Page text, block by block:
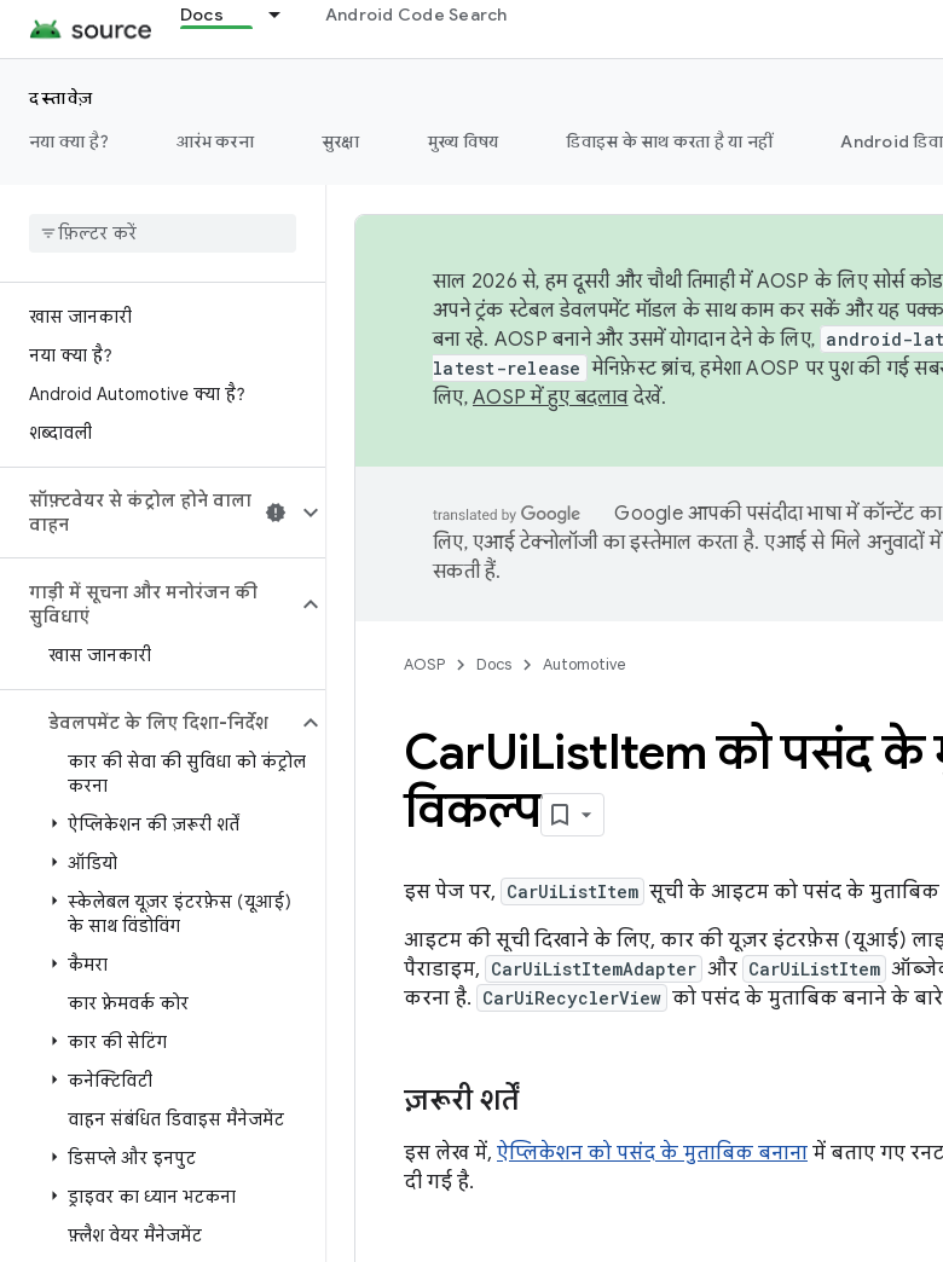
Docs Android Code Search
दस्तावेज़
नया क्या है?
आरंभ करना सुरक्षा मुख्य विषय डिवाइस के साथ करता है या नहीं Android
खास जानकारी
नया क्या है?
Android Automotive क्या है?
शब्दावली
सॉफ़्टवेयर से कंट्रोल होने वाला
वाहन
गाड़ी में सूचना और मनोरंजन की
सुविधाएं
खास जानकारी
डेवलपमेंट के लिए दिशा-निर्देश
कार की सेवा की सुविधा को कंट्रोल
करना
ऐप्लिकेशन की ज़रूरी शर्तें
ऑडियो
स्केलेबल यूज़र इंटरफ़ेस (यूआई)
के साथ विंडोविंग
कैमरा
कार फ़्रेमवर्क कोर
कार की सेटिंग
कनेक्टिविटी
वाहन संबंधित डिवाइस मैनेजमेंट
डिसप्ले और इनपुट
ड्राइवर का ध्यान भटकना
फ़्लैश वेयर मैनेजमेंट
साल 2026 से, हम दूसरी और चौथी तिमाही में AOSP के लिए सोर्स
अपने ट्रंक स्टेबल डेवलपमेंट मॉडल के साथ काम कर सकें और यह पक्का
बना रहे. AOSP बनाने और उसमें योगदान देने के लिए, android-
latest-release मेनिफ़ेस्ट ब्रांच, हमेशा AOSP पर पुश की गई
लिए, AOSP में हुए बदलावदेखें.
Google आपकी पसंदीदा भाषा में कॉन्टेंट
लिए, एआई टेक्नोलॉजी का इस्तेमाल करता है. एआई से मिले अनुवादों में
सकती हैं.
AOSP Docs Automotive
CarUiListItem को पसंद के
विकल्प
इस पेज पर, CarUiListItem सूची के आइटम को पसंद के मुताबिक
आइटम की सूची दिखाने के लिए, कार की यूज़र इंटरफ़ेस (यूआई)
पैराडाइम, CarUiListItemAdapter और CarUiListItem
करना है. CarUiRecyclerView को पसंद के मुताबिक बनाने के बारे
ज़रूरी शर्तें
इस लेख में, ऐप्लिकेशन को पसंद के मुताबिक बनाना में बताए गए
दी गई है.